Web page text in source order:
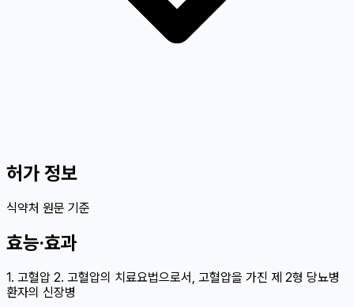
허가 정보
식약처 원문 기준
효능·효과
1. 고혈압 2. 고혈압의 치료요법으로서, 고혈압을 가진 제 2형 당뇨병
환자의 신장병